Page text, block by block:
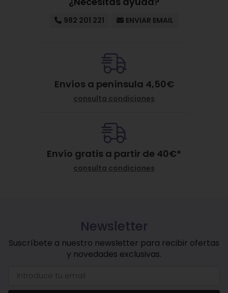
982 201 221 ENVIAR EMAIL
Envíos a península 4,50€
consulta condiciones
Envío gratis a partir de 40€*
consulta condiciones
Newsletter
Suscríbete a nuestro newsletter para recibir ofertas
y novedades exclusivas.